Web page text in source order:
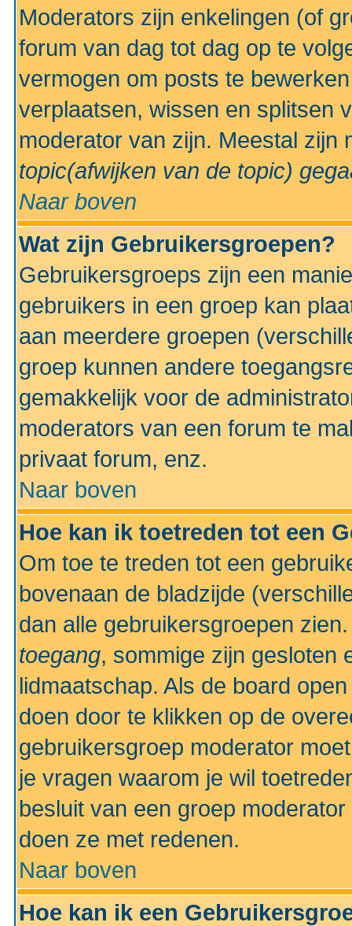
Moderators zijn enkelingen (of
forum van dag tot dag op te
vermogen om posts te
verplaatsen, wissen en splitsen
moderator van zijn. Meestal
topic(afwijken van de topic)
Naar boven
Wat zijn Gebruikersgroepen?
Gebruikersgroeps zijn een
gebruikers in een groep kan
aan meerdere groepen
groep kunnen andere
gemakkelijk voor de
moderators van een forum te
privaat forum, enz.
Naar boven
Hoe kan ik toetreden tot een
Om toe te treden tot een
bovenaan de bladzijde
dan alle gebruikersgroepen
toegang, sommige zijn gesloten
lidmaatschap. Als de board
doen door te klikken op de
gebruikersgroep moderator
je vragen waarom je wil
besluit van een groep
doen ze met redenen.
Naar boven
Hoe kan ik een